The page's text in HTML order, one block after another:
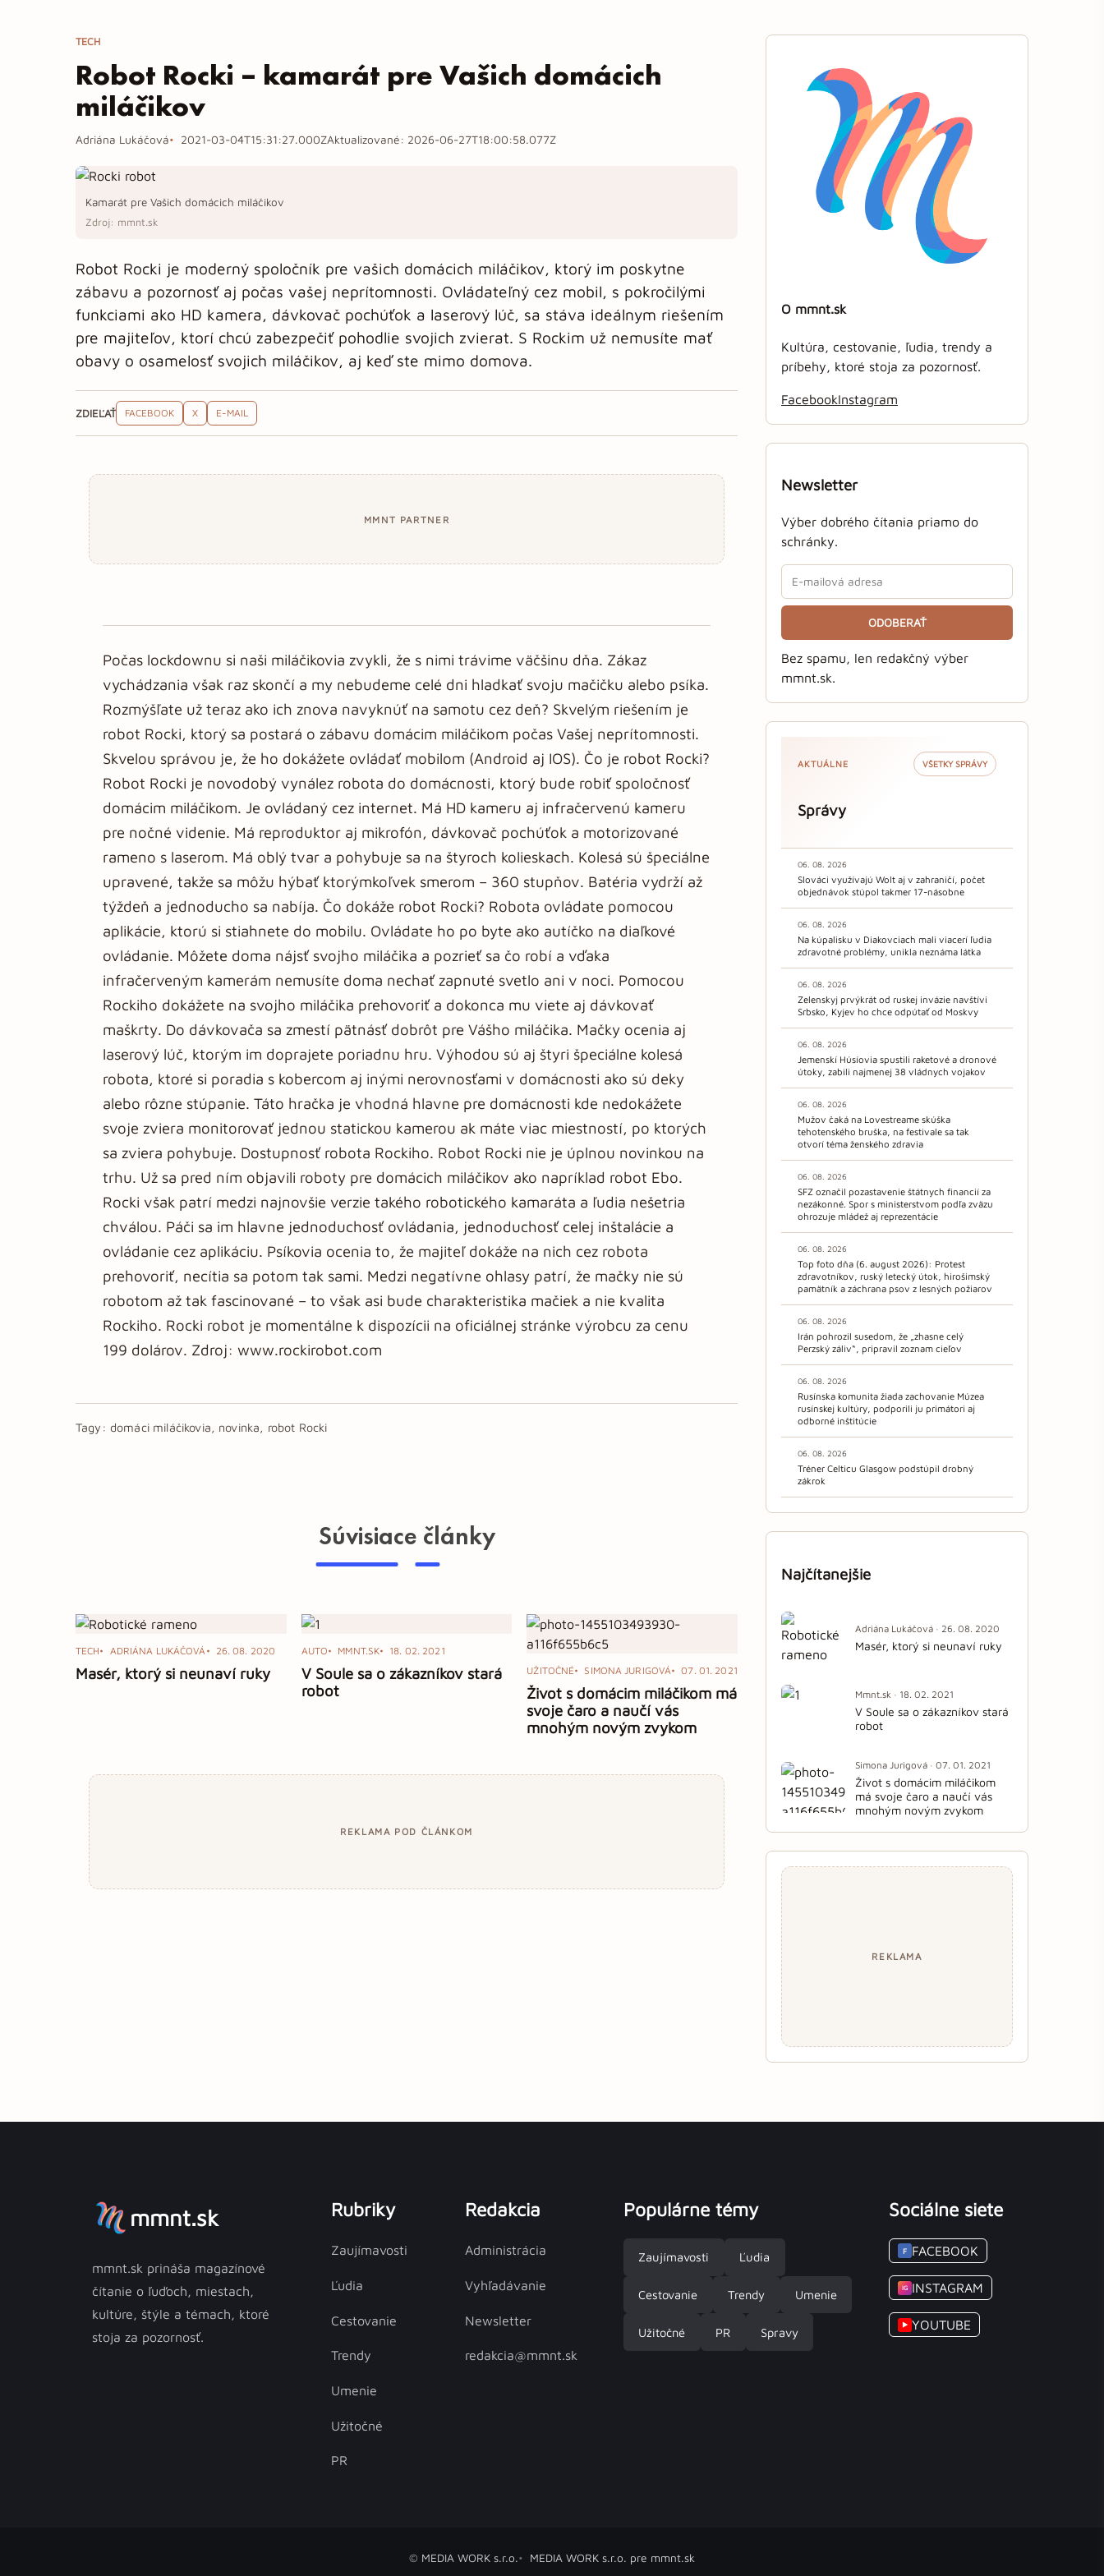
TECH
Robot Rocki – kamarát pre Vašich domácich
miláčikov
Adriána Lukáčová 2021-03-04T15:31:27.000ZAktualizované: 2026-06-27T18:00:58.077Z
Kamarát pre Vašich domácich miláčikov
Zdroj: mmnt.sk
Robot Rocki je moderný spoločník pre vašich domácich miláčikov, ktorý im poskytne
zábavu a pozornosť aj počas vašej neprítomnosti. Ovládateľný cez mobil, s pokročilými
funkciami ako HD kamera, dávkovač pochúťok a laserový lúč, sa stáva ideálnym riešením
pre majiteľov, ktorí chcú zabezpečiť pohodlie svojich zvierat. S Rockim už nemusíte mať
obavy o osamelosť svojich miláčikov, aj keď ste mimo domova.
ZDIEĽAŤ FACEBOOK X E-MAIL
MMNT PARTNER
Počas lockdownu si naši miláčikovia zvykli, že s nimi trávime väčšinu dňa. Zákaz
vychádzania však raz skončí a my nebudeme celé dni hladkať svoju mačičku alebo psíka.
Rozmýšľate už teraz ako ich znova navyknúť na samotu cez deň? Skvelým riešením je
robot Rocki, ktorý sa postará o zábavu domácim miláčikom počas Vašej neprítomnosti.
Skvelou správou je, že ho dokážete ovládať mobilom (Android aj IOS). Čo je robot Rocki?
Robot Rocki je novodobý vynález robota do domácnosti, ktorý bude robiť spoločnosť
domácim miláčikom. Je ovládaný cez internet. Má HD kameru aj infračervenú kameru
pre nočné videnie. Má reproduktor aj mikrofón, dávkovač pochúťok a motorizované
rameno s laserom. Má oblý tvar a pohybuje sa na štyroch kolieskach. Kolesá sú špeciálne
upravené, takže sa môžu hýbať ktorýmkoľvek smerom – 360 stupňov. Batéria vydrží až
týždeň a jednoducho sa nabíja. Čo dokáže robot Rocki? Robota ovládate pomocou
aplikácie, ktorú si stiahnete do mobilu. Ovládate ho po byte ako autíčko na diaľkové
ovládanie. Môžete doma nájsť svojho miláčika a pozrieť sa čo robí a vďaka
infračerveným kamerám nemusíte doma nechať zapnuté svetlo ani v noci. Pomocou
Rockiho dokážete na svojho miláčika prehovoriť a dokonca mu viete aj dávkovať
maškrty. Do dávkovača sa zmestí pätnásť dobrôt pre Vášho miláčika. Mačky ocenia aj
laserový lúč, ktorým im doprajete poriadnu hru. Výhodou sú aj štyri špeciálne kolesá
robota, ktoré si poradia s kobercom aj inými nerovnosťami v domácnosti ako sú deky
alebo rôzne stúpanie. Táto hračka je vhodná hlavne pre domácnosti kde nedokážete
svoje zviera monitorovať jednou statickou kamerou ak máte viac miestností, po ktorých
sa zviera pohybuje. Dostupnosť robota Rockiho. Robot Rocki nie je úplnou novinkou na
trhu. Už sa pred ním objavili roboty pre domácich miláčikov ako napríklad robot Ebo.
Rocki však patrí medzi najnovšie verzie takého robotického kamaráta a ľudia nešetria
chválou. Páči sa im hlavne jednoduchosť ovládania, jednoduchosť celej inštalácie a
ovládanie cez aplikáciu. Psíkovia ocenia to, že majiteľ dokáže na nich cez robota
prehovoriť, necítia sa potom tak sami. Medzi negatívne ohlasy patrí, že mačky nie sú
robotom až tak fascinované – to však asi bude charakteristika mačiek a nie kvalita
Rockiho. Rocki robot je momentálne k dispozícii na oficiálnej stránke výrobcu za cenu
199 dolárov. Zdroj: www.rockirobot.com
Tagy: domáci miláčikovia, novinka, robot Rocki
Súvisiace články
TECH ADRIÁNA LUKÁČOVÁ 26. 08. 2020
Masér, ktorý si neunaví ruky
AUTO MMNT.SK 18. 02. 2021
V Soule sa o zákazníkov stará
robot
UŽITOČNÉ SIMONA JURIGOVÁ 07. 01. 2021
Život s domácim miláčikom má
svoje čaro a naučí vás
mnohým novým zvykom
REKLAMA POD ČLÁNKOM
O mmnt.sk
Kultúra, cestovanie, ľudia, trendy a
príbehy, ktoré stoja za pozornosť.
FacebookInstagram
Newsletter
Výber dobrého čítania priamo do
schránky.
ODOBERAŤ
Bez spamu, len redakčný výber
mmnt.sk.
AKTUÁLNE VŠETKY SPRÁVY
Správy
06. 08. 2026
Slováci využívajú Wolt aj v zahraničí, počet
objednávok stúpol takmer 17-násobne
06. 08. 2026
Na kúpalisku v Diakovciach mali viacerí ľudia
zdravotné problémy, unikla neznáma látka
06. 08. 2026
Zelenskyj prvýkrát od ruskej invázie navštívi
Srbsko, Kyjev ho chce odpútať od Moskvy
06. 08. 2026
Jemenskí Húsíovia spustili raketové a dronové
útoky, zabili najmenej 38 vládnych vojakov
06. 08. 2026
Mužov čaká na Lovestreame skúška
tehotenského bruška, na festivale sa tak
otvorí téma ženského zdravia
06. 08. 2026
SFZ označil pozastavenie štátnych financií za
nezákonné. Spor s ministerstvom podľa zväzu
ohrozuje mládež aj reprezentácie
06. 08. 2026
Top foto dňa (6. august 2026): Protest
zdravotníkov, ruský letecký útok, hirošimský
pamätník a záchrana psov z lesných požiarov
06. 08. 2026
Irán pohrozil susedom, že „zhasne celý
Perzský záliv“, pripravil zoznam cieľov
06. 08. 2026
Rusínska komunita žiada zachovanie Múzea
rusínskej kultúry, podporili ju primátori aj
odborné inštitúcie
06. 08. 2026
Tréner Celticu Glasgow podstúpil drobný
zákrok
Najčítanejšie
Adriána Lukáčová · 26. 08. 2020
Masér, ktorý si neunaví ruky
Mmnt.sk · 18. 02. 2021
V Soule sa o zákazníkov stará
robot
Simona Jurigová · 07. 01. 2021
Život s domácim miláčikom
má svoje čaro a naučí vás
mnohým novým zvykom
REKLAMA
mmnt.sk
mmnt.sk prináša magazínové
čítanie o ľuďoch, miestach,
kultúre, štýle a témach, ktoré
stoja za pozornosť.
Rubriky
Zaujímavosti
Ľudia
Cestovanie
Trendy
Umenie
Užitočné
PR
Redakcia
Administrácia
Vyhľadávanie
Newsletter
redakcia@mmnt.sk
Populárne témy
Zaujímavosti Ľudia
Cestovanie Trendy Umenie
Užitočné PR Spravy
Sociálne siete
F FACEBOOK
IG INSTAGRAM
▶ YOUTUBE
© MEDIA WORK s.r.o. MEDIA WORK s.r.o. pre mmnt.sk